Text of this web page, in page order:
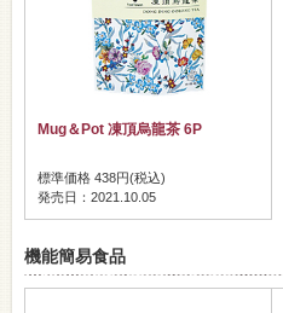
Mug＆Pot 凍頂烏龍茶 6P
標準価格 438円(税込)
発売日：2021.10.05
機能簡易食品